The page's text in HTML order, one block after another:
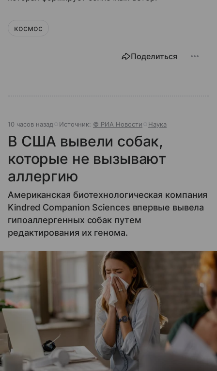
космос
Поделиться
10 часов назад Источник: © РИА Новости Наука
В США вывели собак,
которые не вызывают
аллергию
Американская биотехнологическая компания
Kindred Companion Sciences впервые вывела
гипоаллергенных собак путем
редактирования их генома.